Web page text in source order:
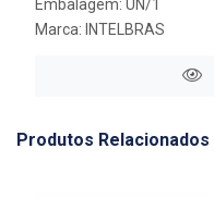
Embalagem: UN/1
Marca: INTELBRAS
Produtos Relacionados